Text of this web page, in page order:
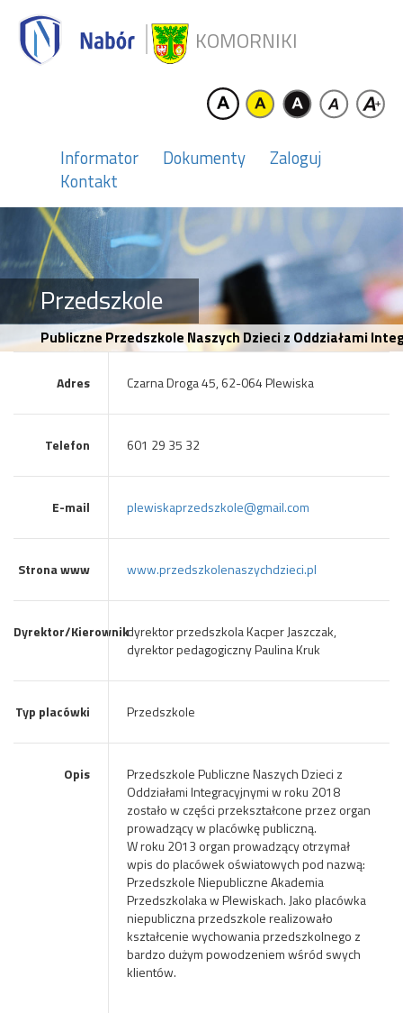
KOMORNIKI
Informator Dokumenty
Zaloguj
Kontakt
Przedszkole
Publiczne Przedszkole Naszych Dzieci z Oddziałami
Adres Czarna Droga 45, 62-064 Plewiska
Telefon 601 29 35 32
E-mail plewiskaprzedszkole@gmail.com
Strona www www.przedszkolenaszychdzieci.pl
Dyrektor/Kierownikdyrektor przedszkola Kacper Jaszczak,
dyrektor pedagogiczny Paulina Kruk
Typ placówki Przedszkole
Opis
Przedszkole Publiczne Naszych Dzieci z
Oddziałami Integracyjnymi w roku 2018
zostało w części przekształcone przez organ
prowadzący w placówkę publiczną.
W roku 2013 organ prowadzący otrzymał
wpis do placówek oświatowych pod nazwą:
Przedszkole Niepubliczne Akademia
Przedszkolaka w Plewiskach. Jako placówka
niepubliczna przedszkole realizowało
kształcenie wychowania przedszkolnego z
bardzo dużym powodzeniem wśród swych
klientów.